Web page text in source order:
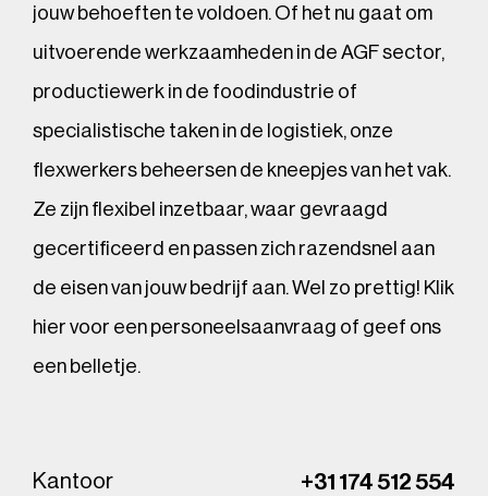
jouw behoeften te voldoen. Of het nu gaat om
uitvoerende werkzaamheden in de AGF sector,
productiewerk in de foodindustrie of
specialistische taken in de logistiek, onze
flexwerkers beheersen de kneepjes van het vak.
Ze zijn flexibel inzetbaar, waar gevraagd
gecertificeerd en passen zich razendsnel aan
de eisen van jouw bedrijf aan. Wel zo prettig! Klik
hier voor een personeelsaanvraag of geef ons
een belletje.
Kantoor +31 174 512 554